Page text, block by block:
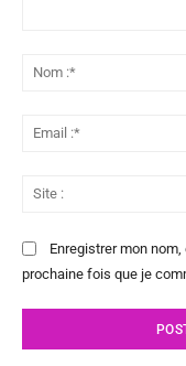
Enregistrer mon
prochaine fois que je